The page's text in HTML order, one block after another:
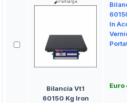
Bilancia Vt1
60150 Kg Iron
In